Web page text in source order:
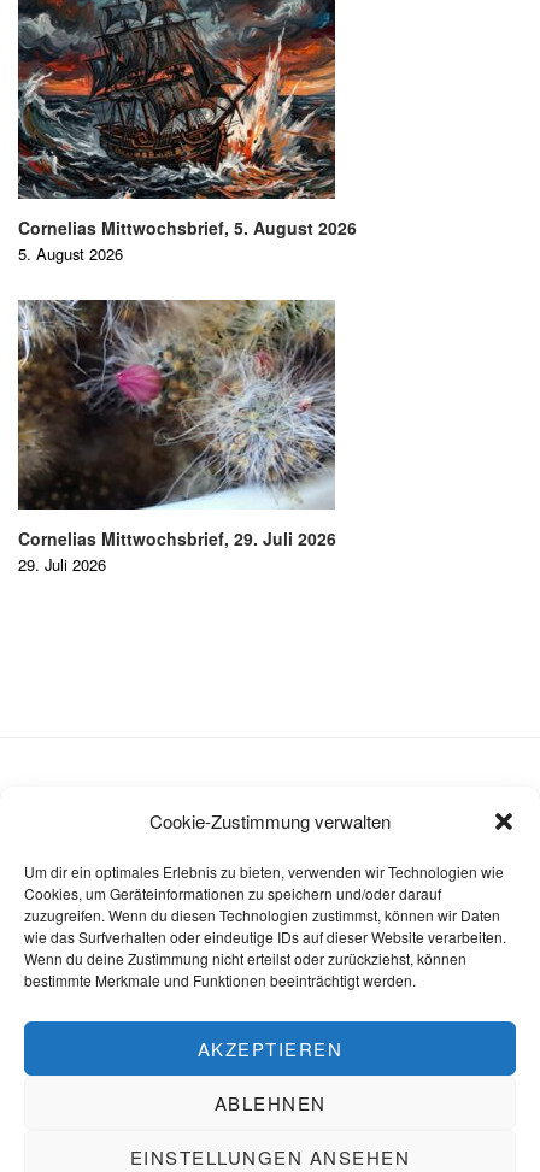
Cookie-Zustimmung verwalten
Um dir ein optimales Erlebnis zu bieten, verwenden wir Technologien wie
Cookies, um Geräteinformationen zu speichern und/oder darauf
zuzugreifen. Wenn du diesen Technologien zustimmst, können wir Daten
wie das Surfverhalten oder eindeutige IDs auf dieser Website verarbeiten.
Wenn du deine Zustimmung nicht erteilst oder zurückziehst, können
bestimmte Merkmale und Funktionen beeinträchtigt werden.
AKZEPTIEREN
ABLEHNEN
EINSTELLUNGEN ANSEHEN
Cornelias Mittwochsbrief, 5. August 2026
5. August 2026
Cornelias Mittwochsbrief, 29. Juli 2026
29. Juli 2026
Impressum
Cookie-Richtlinie (EU)